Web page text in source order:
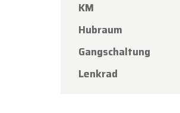
KM
Hubraum
Gangschaltung
Lenkrad